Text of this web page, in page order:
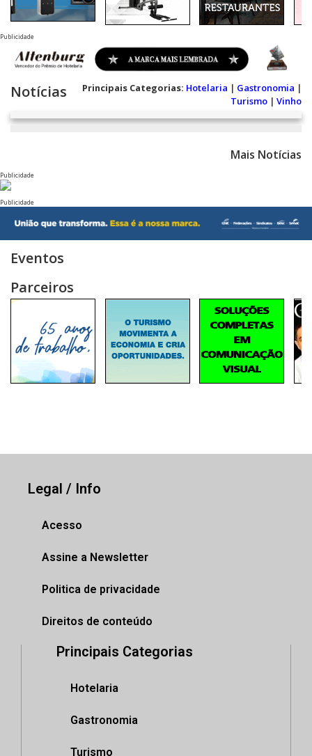
Publicidade
Notícias Principais Categorias: Hotelaria | Gastronomia |
Turismo | Vinho
Mais Notícias
Publicidade
Publicidade
Eventos
Parceiros
Legal / Info
Acesso
Assine a Newsletter
Politica de privacidade
Direitos de conteúdo
Principais Categorias
Hotelaria
Gastronomia
Turismo